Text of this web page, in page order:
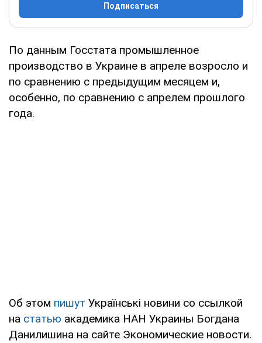
Подписаться
По данным Госстата промышленное
производство в Украине в апреле возросло и
по сравнению с предыдущим месяцем и,
особенно, по сравнению с апрелем прошлого
года.
Об этом пишут Українські новини со ссылкой
на статью академика НАН Украины Богдана
Данилишина на сайте Экономические новости.